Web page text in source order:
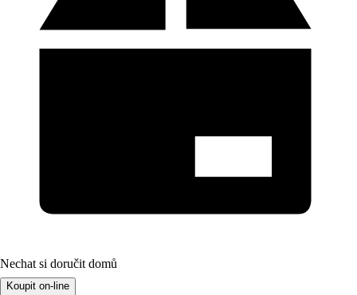
Nechat si doručit domů
Koupit on-line